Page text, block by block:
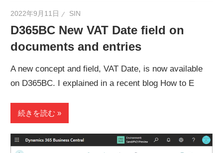
2022年9月11日 SIN
D365BC New VAT Date field on
documents and entries
A new concept and field, VAT Date, is now available
on D365BC. I explained in a recent blog How to E
続きを読む